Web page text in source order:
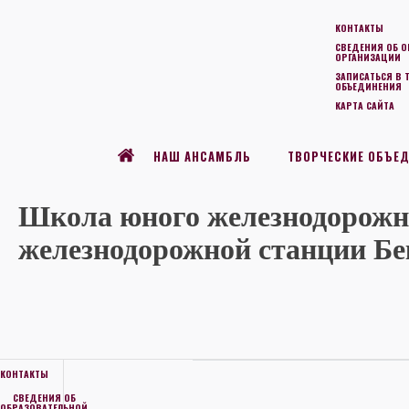
КОНТАКТЫ
СВЕДЕНИЯ ОБ
ОРГАНИЗАЦИИ
ЗАПИСАТЬСЯ В
ОБЪЕДИНЕНИЯ
КАРТА САЙТА
НАШ АНСАМБЛЬ ТВОРЧЕСКИЕ
Школа юного
железнодорожной станции
КОНТАКТЫ
СВЕДЕНИЯ ОБ